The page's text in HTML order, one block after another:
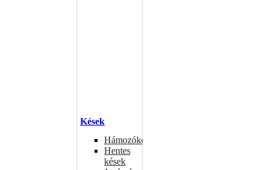
Kések
Hámozókések
Hentes
kések